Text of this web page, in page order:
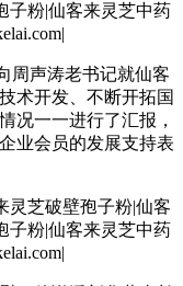
声涛老书记就仙客
术开发、不断开拓国
况一一进行了汇报，
业会员的发展支持表